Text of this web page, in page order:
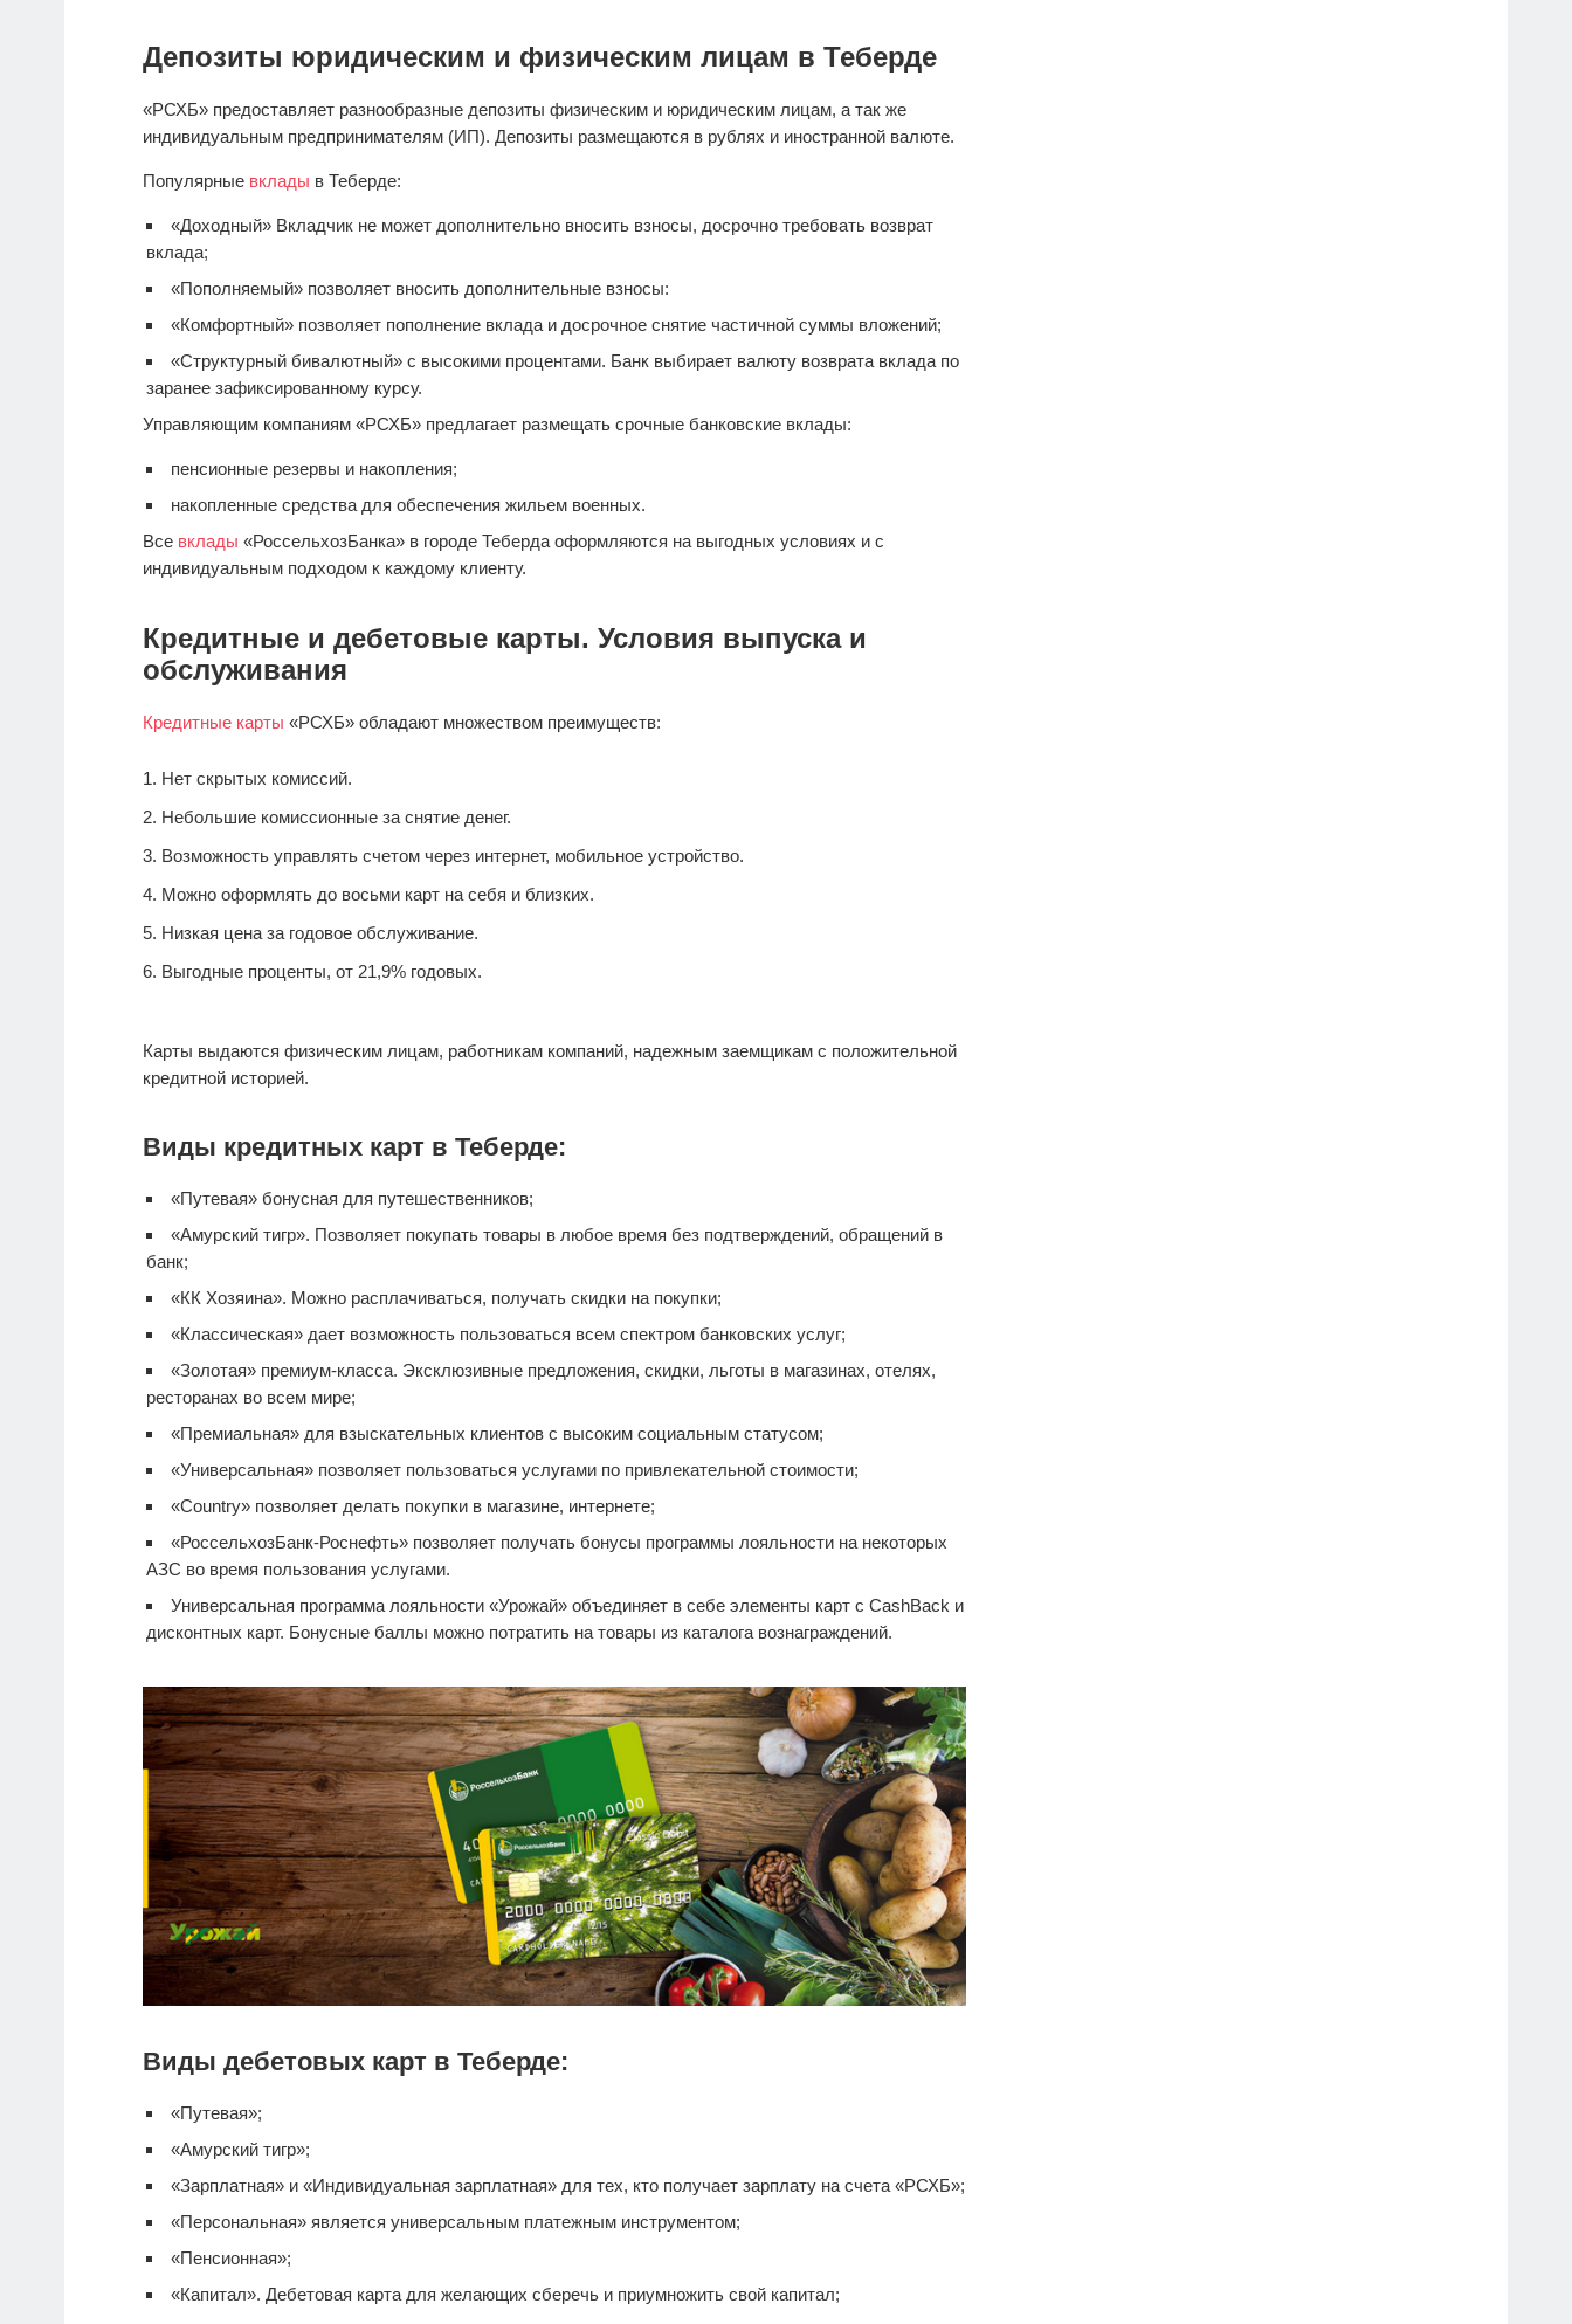
Депозиты юридическим и физическим лицам в Теберде
«РСХБ» предоставляет разнообразные депозиты физическим и юридическим лицам, а так же
индивидуальным предпринимателям (ИП). Депозиты размещаются в рублях и иностранной валюте.
Популярные вклады в Теберде:
«Доходный» Вкладчик не может дополнительно вносить взносы, досрочно требовать возврат
вклада;
«Пополняемый» позволяет вносить дополнительные взносы:
«Комфортный» позволяет пополнение вклада и досрочное снятие частичной суммы вложений;
«Структурный бивалютный» с высокими процентами. Банк выбирает валюту возврата вклада по
заранее зафиксированному курсу.
Управляющим компаниям «РСХБ» предлагает размещать срочные банковские вклады:
пенсионные резервы и накопления;
накопленные средства для обеспечения жильем военных.
Все вклады «РоссельхозБанка» в городе Теберда оформляются на выгодных условиях и с
индивидуальным подходом к каждому клиенту.
Кредитные и дебетовые карты. Условия выпуска и
обслуживания
Кредитные карты «РСХБ» обладают множеством преимуществ:
Нет скрытых комиссий.
Небольшие комиссионные за снятие денег.
Возможность управлять счетом через интернет, мобильное устройство.
Можно оформлять до восьми карт на себя и близких.
Низкая цена за годовое обслуживание.
Выгодные проценты, от 21,9% годовых.
Карты выдаются физическим лицам, работникам компаний, надежным заемщикам с положительной
кредитной историей.
Виды кредитных карт в Теберде:
«Путевая» бонусная для путешественников;
«Амурский тигр». Позволяет покупать товары в любое время без подтверждений, обращений в
банк;
«КК Хозяина». Можно расплачиваться, получать скидки на покупки;
«Классическая» дает возможность пользоваться всем спектром банковских услуг;
«Золотая» премиум-класса. Эксклюзивные предложения, скидки, льготы в магазинах, отелях,
ресторанах во всем мире;
«Премиальная» для взыскательных клиентов с высоким социальным статусом;
«Универсальная» позволяет пользоваться услугами по привлекательной стоимости;
«Country» позволяет делать покупки в магазине, интернете;
«РоссельхозБанк-Роснефть» позволяет получать бонусы программы лояльности на некоторых
АЗС во время пользования услугами.
Универсальная программа лояльности «Урожай» объединяет в себе элементы карт с CashBack и
дисконтных карт. Бонусные баллы можно потратить на товары из каталога вознаграждений.
Виды дебетовых карт в Теберде:
«Путевая»;
«Амурский тигр»;
«Зарплатная» и «Индивидуальная зарплатная» для тех, кто получает зарплату на счета «РСХБ»;
«Персональная» является универсальным платежным инструментом;
«Пенсионная»;
«Капитал». Дебетовая карта для желающих сберечь и приумножить свой капитал;